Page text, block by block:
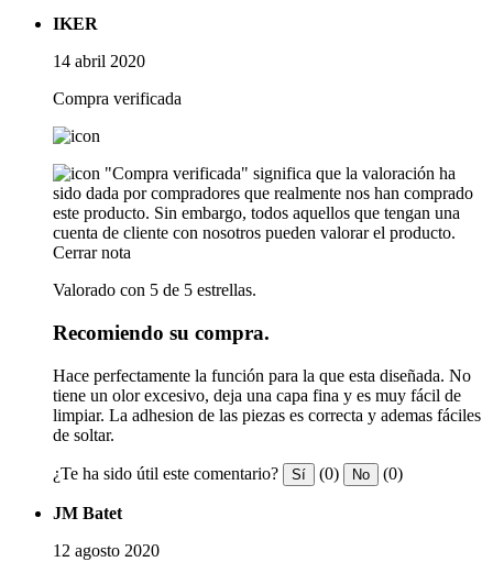
IKER
14 abril 2020
Compra verificada
"Compra verificada" significa que la valoración ha
sido dada por compradores que realmente nos han comprado
este producto. Sin embargo, todos aquellos que tengan una
cuenta de cliente con nosotros pueden valorar el producto.
Cerrar nota
Valorado con 5 de 5 estrellas.
Recomiendo su compra.
Hace perfectamente la función para la que esta diseñada. No
tiene un olor excesivo, deja una capa fina y es muy fácil de
limpiar. La adhesion de las piezas es correcta y ademas fáciles
de soltar.
¿Te ha sido útil este comentario? Sí (0) No (0)
JM Batet
12 agosto 2020